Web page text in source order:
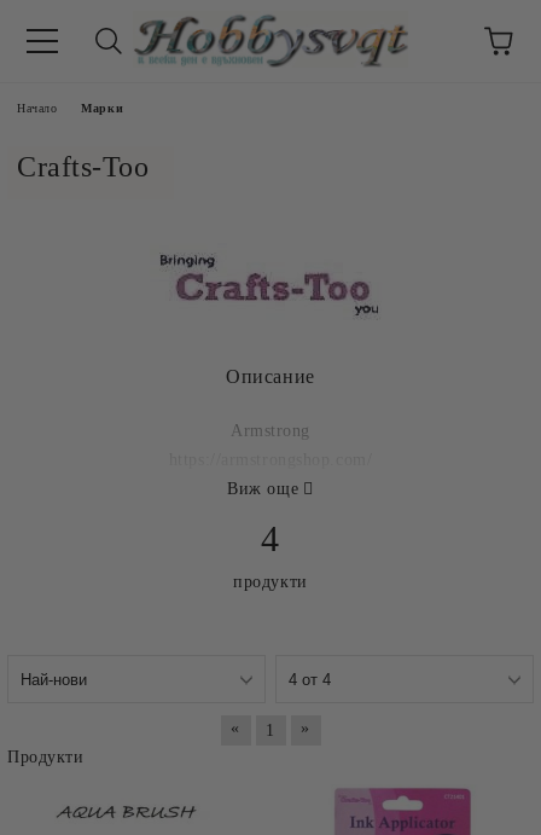
Начало Марки
Crafts-Too
Описание
Armstrong
Виж още
4
продукти
« 1
»
Продукти